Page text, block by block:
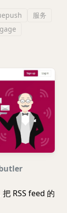
服务
把 RSS feed 的